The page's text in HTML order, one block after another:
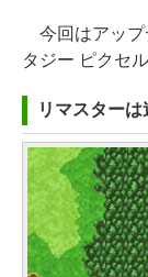
今回はアップ
タジー ピクセ
リマスター